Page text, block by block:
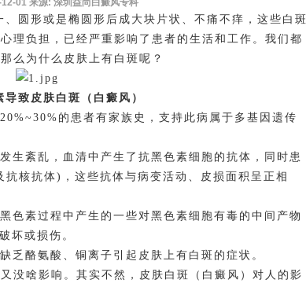
01 来源: 深圳益尚白癜风专科
形或是椭圆形后成大块片状、不痛不痒，这些白斑
理负担，已经严重影响了患者的生活和工作。我们都
么为什么皮肤上有白斑呢？
致皮肤白斑（白癜风）
的患者有家族史，支持此病属于多基因遗传
紊乱，血清中产生了抗黑色素细胞的抗体，同时患
核抗体)，这些抗体与病变活动、皮损面积呈正相
素过程中产生的一些对黑色素细胞有毒的中间产物
坏或损伤。
酪氨酸、铜离子引起皮肤上有白斑的症状。
啥影响。其实不然，皮肤白斑（白癜风）对人的影